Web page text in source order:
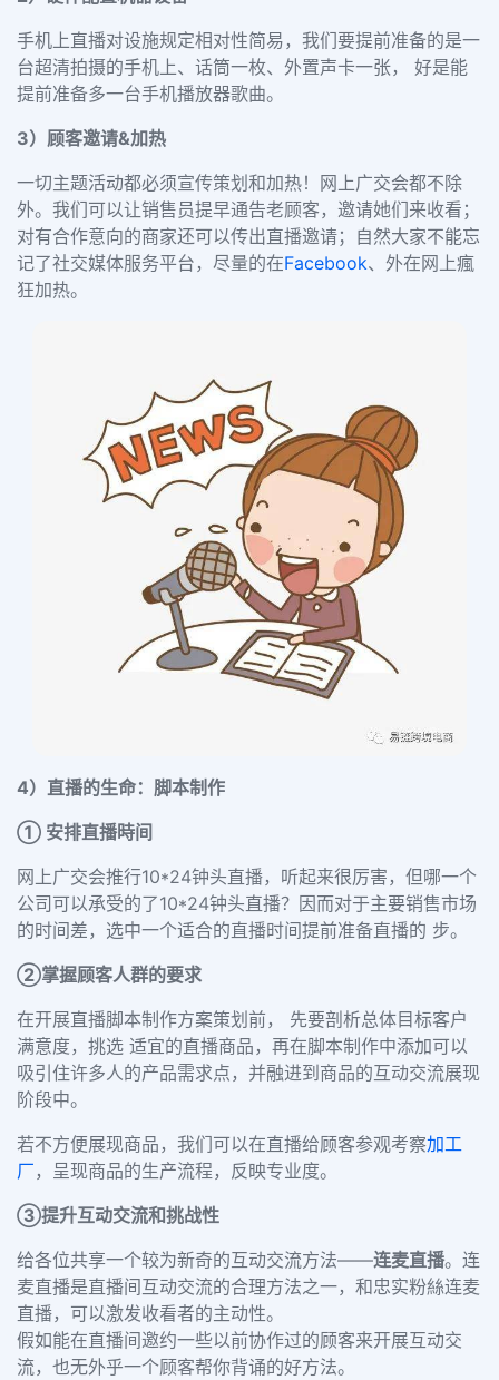
手机上直播对设施规定相对性简易，我们要提前准备的是一
台超清拍摄的手机上、 话筒一枚、 外置声卡一张， 好是能
提前准备多一台手机播放器歌曲。
3）顾客邀请&加热
一切主题活动都必须宣传策划和加热！网上广交会都不除
外。我们可以让销售员提早通告老顾客，邀请她们来收看；
对有合作意向的商家还可以传出直播邀请；自然大家不能忘
记了社交媒体服务平台 ，尽量的在Facebook、外在网上瘋
狂加热。
4）直播的生命：脚本制作
① 安排直播時间
网上广交会推行10*24钟头直播，听起来很厉害，但哪一个
公司可以承受的了10*24钟头直播？因而对于主要销售市场
的时间差，选中一个适合的直播时间提前准备直播的 步。
②掌握顾客人群的要求
在开展直播脚本制作方案策划前， 先要剖析总体目标客户
满意度 ，挑选 适宜的直播商品，再在脚本制作中添加可以
吸引住许多人的产品需求点，并融进到商品的互动交流展现
阶段中。
若不方便展现商品，我们可以在直播给顾客参观考察加工
厂 ，呈现商品的生产流程 ，反映专业度。
③提升互动交流和挑战性
给各位共享一个较为新奇的互动交流方法——连麦直播。连
麦直播是直播间互动交流的合理方法之一，和忠实粉絲连麦
直播，可以激发收看者的主动性。
假如能在直播间邀约一些以前协作过的顾客来开展互动交
流，也无外乎一个顾客帮你背诵的好方法。